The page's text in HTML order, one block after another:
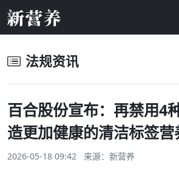
法规资讯
百合股份宣布：再禁用4
造更加健康的清洁标签营
2026-05-18 09:42 来源： 新营养